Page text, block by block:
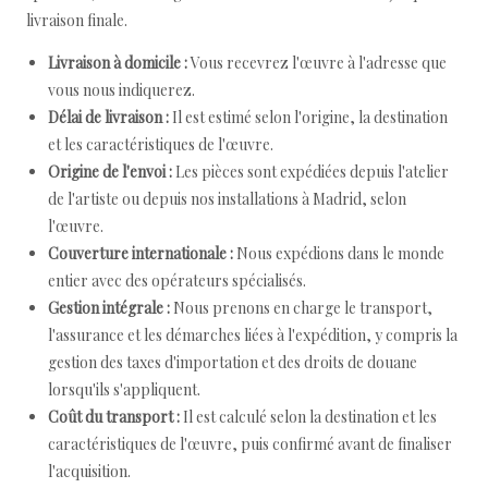
livraison finale.
Livraison à domicile :Vous recevrez l'œuvre à l'adresse que
vous nous indiquerez.
Délai de livraison : Il est estimé selon l'origine, la destination
et les caractéristiques de l'œuvre.
Origine de l'envoi : Les pièces sont expédiées depuis l'atelier
de l'artiste ou depuis nos installations à Madrid, selon
l'œuvre.
Couverture internationale : Nous expédions dans le monde
entier avec des opérateurs spécialisés.
Gestion intégrale : Nous prenons en charge le transport,
l'assurance et les démarches liées à l'expédition, y compris la
gestion des taxes d'importation et des droits de douane
lorsqu'ils s'appliquent.
Coût du transport : Il est calculé selon la destination et les
caractéristiques de l'œuvre, puis confirmé avant de finaliser
l'acquisition.